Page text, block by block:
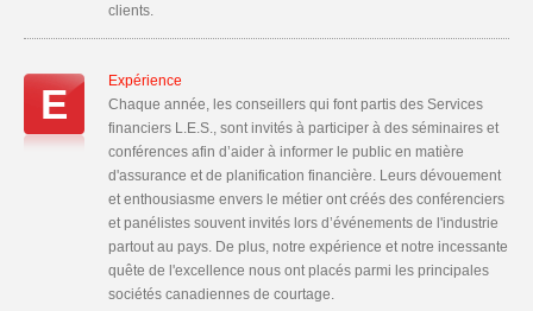
clients.
E
Expérience
Chaque année, les conseillers qui font partis des Services
financiers L.E.S., sont invités à participer à des séminaires et
conférences afin d’aider à informer le public en matière
d'assurance et de planification financière. Leurs dévouement
et enthousiasme envers le métier ont créés des conférenciers
et panélistes souvent invités lors d’événements de l'industrie
partout au pays. De plus, notre expérience et notre incessante
quête de l'excellence nous ont placés parmi les principales
sociétés canadiennes de courtage.